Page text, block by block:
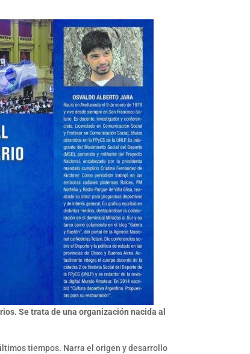
Se trata de una organización nacida al
tiempos. Narra el origen y desarrollo